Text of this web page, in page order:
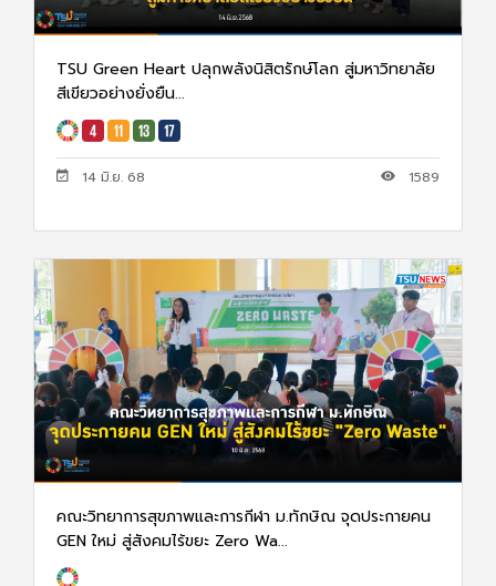
TSU Green Heart ปลุกพลังนิสิตรักษ์โลก สู่มหาวิทยาลัย
สีเขียวอย่างยั่งยืน...
14 มิ.ย. 68 1589
คณะวิทยาการสุขภาพและการกีฬา ม.ทักษิณ จุดประกายคน
GEN ใหม่ สู่สังคมไร้ขยะ Zero Wa...